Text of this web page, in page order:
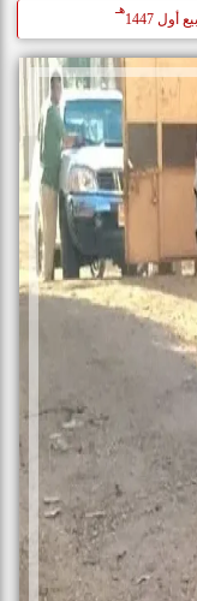
هـ